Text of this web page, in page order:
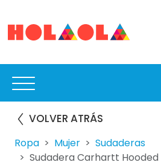
VOLVER ATRÁS
Ropa Mujer
Sudaderas
Sudadera Carhartt Hooded